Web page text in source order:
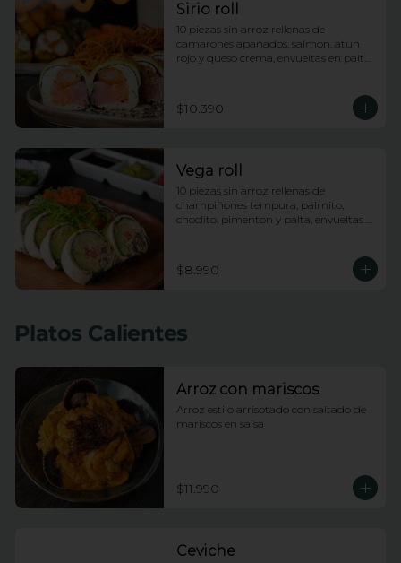
Sirio roll
10 piezas sin arroz rellenas de
camarones apanados, salmon, atun
rojo y queso crema, envueltas en palta,
$10.390
Vega roll
10 piezas sin arroz rellenas de
champiñones tempura, palmito,
choclito, pimenton y palta, envueltas
$8.990
Platos Calientes
Arroz con mariscos
Arroz estilo arrisotado con saltado de
mariscos en salsa
$11.990
Ceviche